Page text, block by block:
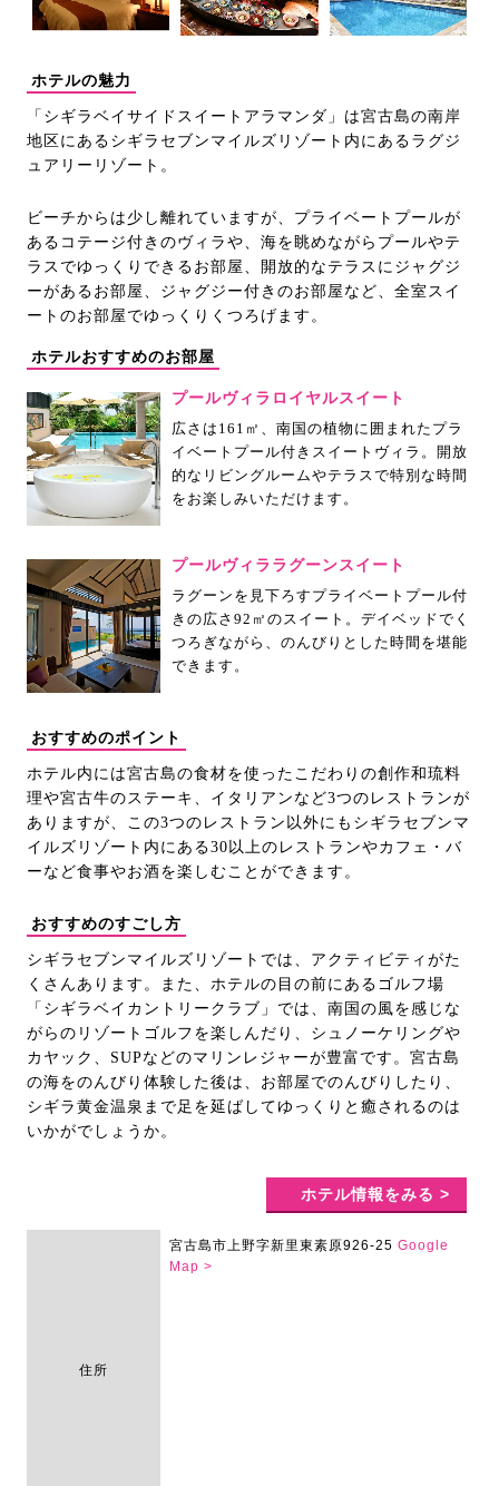
ホテルの魅力
「シギラベイサイドスイートアラマンダ」は宮古島の南岸
地区にあるシギラセブンマイルズリゾート内にあるラグジ
ュアリーリゾート。
ビーチからは少し離れていますが、プライベートプールが
あるコテージ付きのヴィラや、海を眺めながらプールやテ
ラスでゆっくりできるお部屋、開放的なテラスにジャグジ
ーがあるお部屋、ジャグジー付きのお部屋など、全室スイ
ートのお部屋でゆっくりくつろげます。
ホテルおすすめのお部屋
プールヴィラロイヤルスイート
広さは161㎡、南国の植物に囲まれたプラ
イベートプール付きスイートヴィラ。開放
的なリビングルームやテラスで特別な時間
をお楽しみいただけます。
プールヴィララグーンスイート
ラグーンを見下ろすプライベートプール付
きの広さ92㎡のスイート。デイベッドでく
つろぎながら、のんびりとした時間を堪能
できます。
おすすめのポイント
ホテル内には宮古島の食材を使ったこだわりの創作和琉料
理や宮古牛のステーキ、イタリアンなど3つのレストランが
ありますが、この3つのレストラン以外にもシギラセブンマ
イルズリゾート内にある30以上のレストランやカフェ・バ
ーなど食事やお酒を楽しむことができます。
おすすめのすごし方
シギラセブンマイルズリゾートでは、アクティビティがた
くさんあります。また、ホテルの目の前にあるゴルフ場
「シギラベイカントリークラブ」では、南国の風を感じな
がらのリゾートゴルフを楽しんだり、シュノーケリングや
カヤック、SUPなどのマリンレジャーが豊富です。宮古島
の海をのんびり体験した後は、お部屋でのんびりしたり、
シギラ黄金温泉まで足を延ばしてゆっくりと癒されるのは
いかがでしょうか。
ホテル情報をみる >
住所
宮古島市上野字新里東素原926-25 Google
Map >